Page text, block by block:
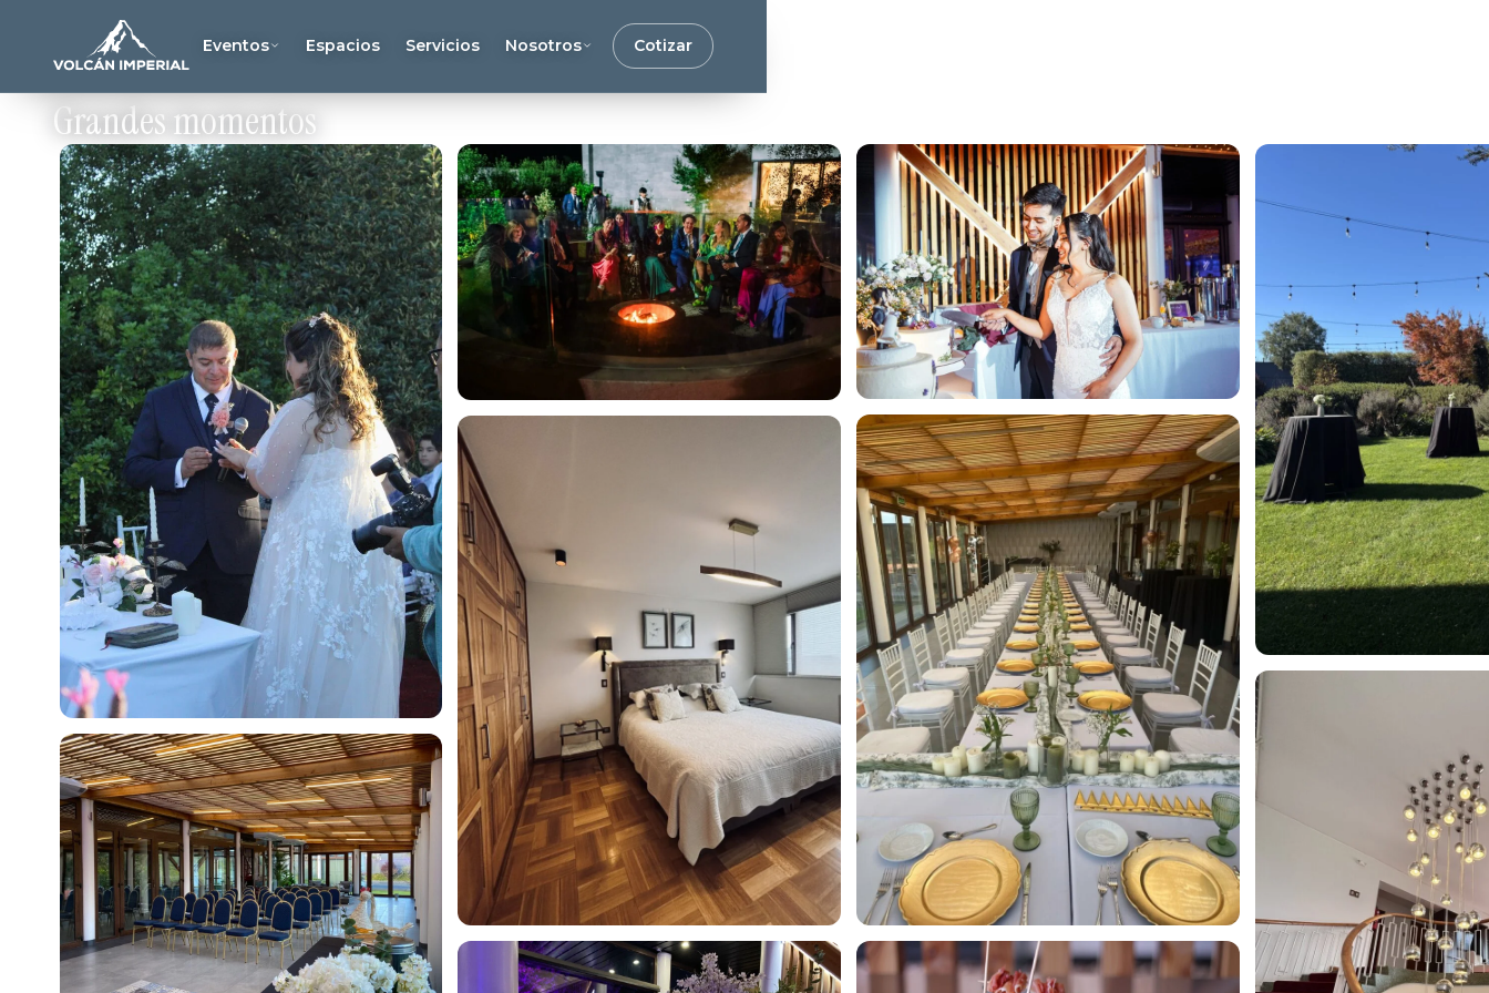
Eventos Espacios Servicios Nosotros Cotizar
Grandes momentos